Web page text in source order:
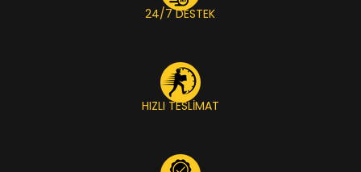
24/7 DESTEK
HIZLI TESLİMAT